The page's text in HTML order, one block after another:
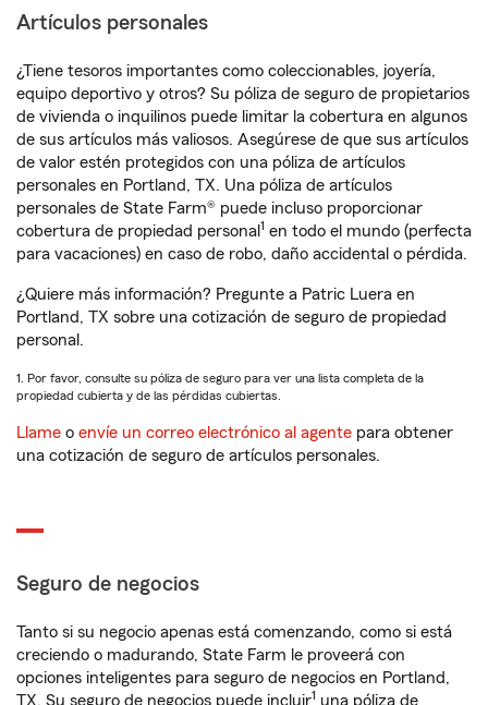
Artículos personales
¿Tiene tesoros importantes como coleccionables, joyería,
equipo deportivo y otros? Su póliza de seguro de propietarios
de vivienda o inquilinos puede limitar la cobertura en algunos
de sus artículos más valiosos. Asegúrese de que sus artículos
de valor estén protegidos con una póliza de artículos
personales en Portland, TX. Una póliza de artículos
personales de State Farm® puede incluso proporcionar
cobertura de propiedad personal 1 en todo el mundo (perfecta
para vacaciones) en caso de robo, daño accidental o pérdida.
¿Quiere más información? Pregunte a Patric Luera en
Portland, TX sobre una cotización de seguro de propiedad
personal.
1. Por favor, consulte su póliza de seguro para ver una lista completa de la
propiedad cubierta y de las pérdidas cubiertas.
Llame o envíe un correo electrónico al agente para obtener
una cotización de seguro de artículos personales.
Seguro de negocios
Tanto si su negocio apenas está comenzando, como si está
creciendo o madurando, State Farm le proveerá con
opciones inteligentes para seguro de negocios en Portland,
TX. Su seguro de negocios puede incluir1 una póliza de